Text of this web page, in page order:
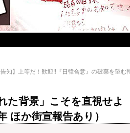
告知】上等だ！歓迎!!『日韓合意』の破棄を望む
た背景」こそを直視せよ
ほか街宣報告あり）